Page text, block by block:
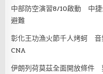
中部防空演習8/10啟動 中捷
避難
彰化王功漁火節千人烤蚵
CNA
伊朗列荷莫茲全面開放條件